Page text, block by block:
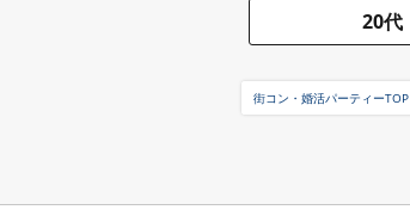
20代
街コン・婚活パーティーTOP